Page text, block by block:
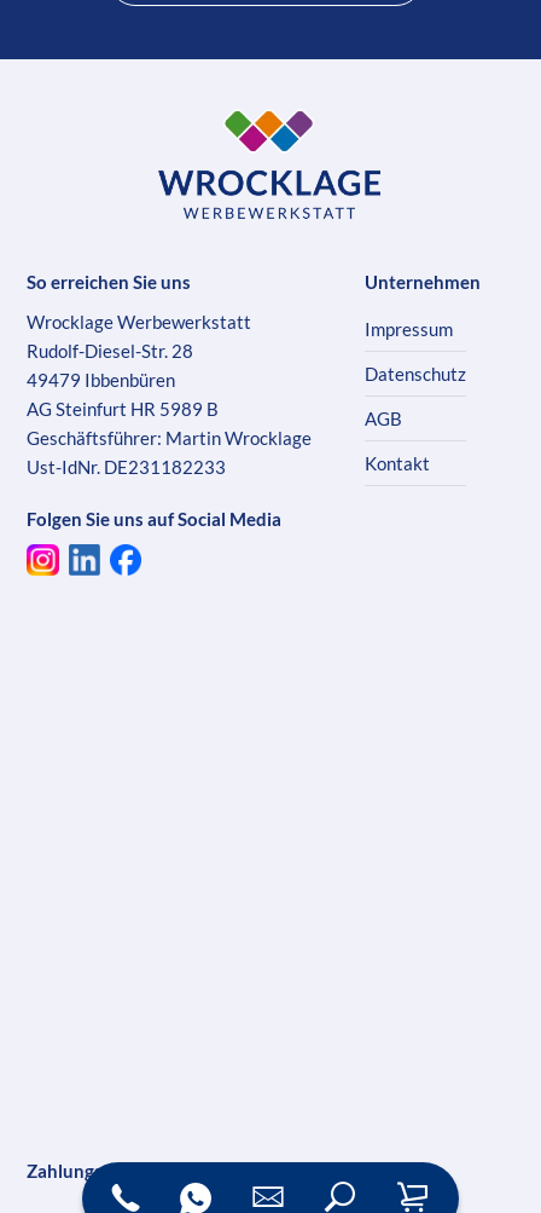
So erreichen Sie uns
Wrocklage Werbewerkstatt
Rudolf-Diesel-Str. 28
49479 Ibbenbüren
AG Steinfurt HR 5989 B
Geschäftsführer: Martin Wrocklage
Ust-IdNr. DE231182233
Folgen Sie uns auf Social Media
Unternehmen
Impressum
Datenschutz
AGB
Kontakt
Zahlungsarten